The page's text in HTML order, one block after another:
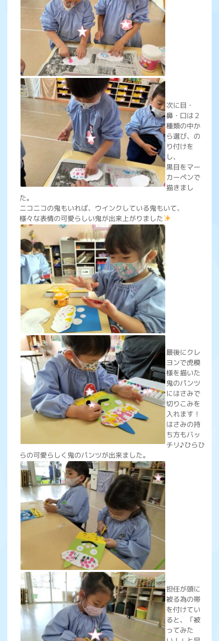
次に目・
鼻・口は２
種類の中か
ら選び、の
り付けを
し、
黒目をマー
カーペンで
描きまし
た。
ニコニコの鬼もいれば、ウインクしている鬼もいて、
様々な表情の可愛らしい鬼が出来上がりました
最後にクレ
ヨンで虎模
様を描いた
鬼のパンツ
にはさみで
切りこみを
入れます！
はさみの持
ち方もバッ
チリ♪ひらひ
らの可愛らしく鬼のパンツが出来ました。
担任が頭に
被る為の帯
を付けてい
ると、「被
ってみた